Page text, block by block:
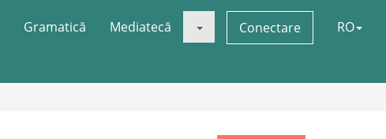
Gramatică Mediatecă Conectare RO